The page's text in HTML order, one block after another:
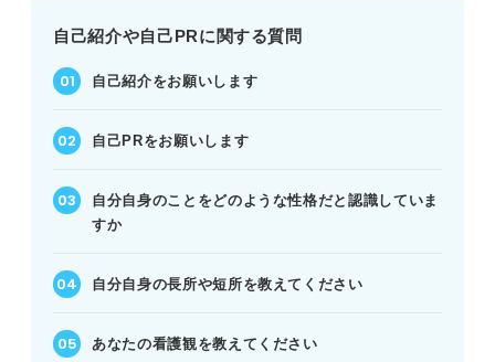
自己紹介や自己PRに関する質問
自己紹介をお願いします
自己PRをお願いします
自分自身のことをどのような性格だと認識していま
すか
自分自身の長所や短所を教えてください
あなたの看護観を教えてください